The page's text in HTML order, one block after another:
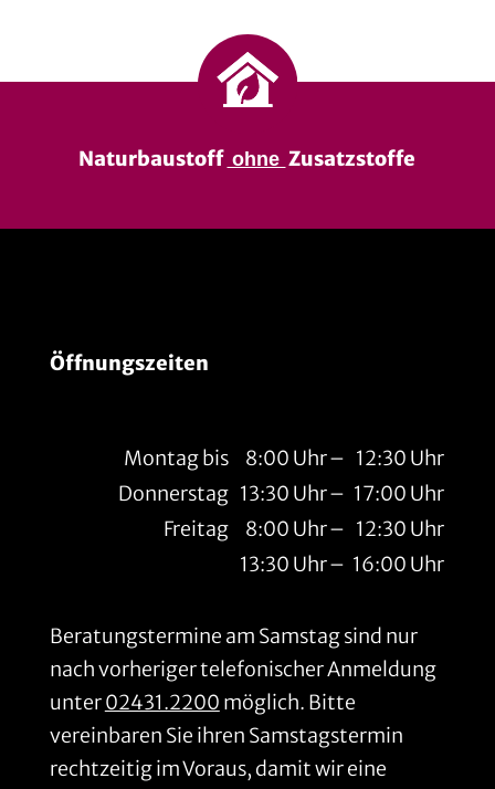
Naturbaustoff ohne Zusatzstoffe
Öffnungszeiten
Montag bis 8:00 Uhr– 12:30 Uhr
Donnerstag 13:30 Uhr– 17:00 Uhr
Freitag
8:00 Uhr– 12:30 Uhr
13:30 Uhr– 16:00 Uhr
Beratungstermine am Samstag sind nur
nach vorheriger telefonischer Anmeldung
unter02431.2200 möglich. Bitte
vereinbaren Sie ihren Samstagstermin
rechtzeitig im Voraus, damit wir eine